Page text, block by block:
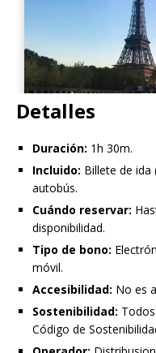
Detalles
Duración: 1h 30m.
Incluido: Billete de ida
autobús.
Cuándo reservar:
disponibilidad.
Tipo de bono:
móvil.
Accesibilidad: No es
Sostenibilidad:
Código de